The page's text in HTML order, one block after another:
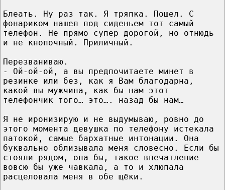
Блеать. Ну раз так. Я тряпка. Пошел. С
фонариком нашел под сиденьем тот самый
телефон. Не прямо супер дорогой, но отнюдь
и не кнопочный. Приличный.
Перезваниваю.
- Ой-ой-ой, а вы предпочитаете минет в
резинке или без, как я Вам благодарна,
какой вы мужчина, как бы нам этот
телефончик того… это…. назад бы нам…
Я не иронизирую и не выдумываю, ровно до
этого момента девушка по телефону истекала
патокой, самые бархатные интонации. Она
буквально облизывала меня словесно. Если бы
стояли рядом, она бы, такое впечатление
вовсю бы уже чавкала, а то и хлюпала
расцеловала меня в обе щёки.